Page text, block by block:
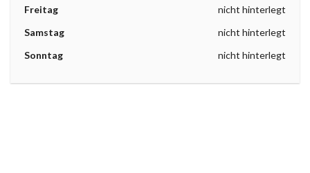
Freitag
nicht hinterlegt
Samstag
nicht hinterlegt
Sonntag
nicht hinterlegt